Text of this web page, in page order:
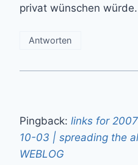
privat wünschen
Antworten
Pingback: links for
10-03 | spreading the
WEBLOG